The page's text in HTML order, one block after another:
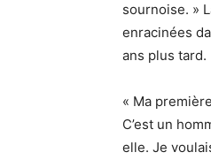
sournoise. »
enracinées
ans plus tard.
« Ma
C’est un
elle. Je